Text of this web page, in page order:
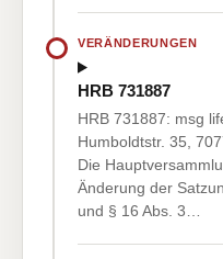
VERÄNDERUNGEN
HRB 731887
HRB 731887: msg
Humboldtstr. 35,
Die
Änderung der
und § 16 Abs. 3…